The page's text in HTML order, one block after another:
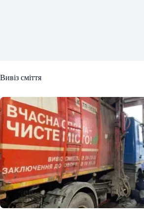
Вивіз сміття